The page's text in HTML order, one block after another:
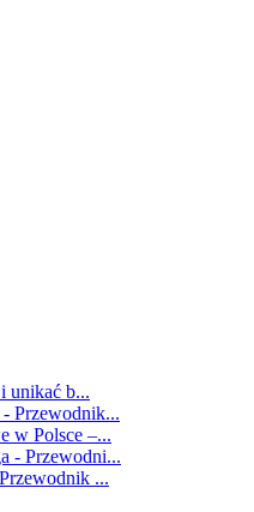
unikać b...
Przewodnik...
w Polsce –...
- Przewodni...
...